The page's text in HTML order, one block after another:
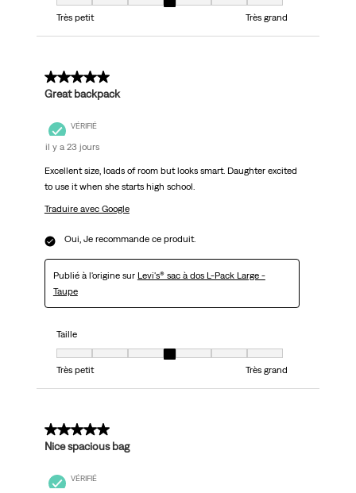
Très petit
Très grand
5 sur 5 étoiles.
Great backpack
VÉRIFIÉ
il y a 23 jours
Excellent size, loads of room but looks smart. Daughter excited
to use it when she starts high school.
Traduire avec Google
Oui, Je recommande ce produit.
Publié à l'origine sur Levi's® sac à dos L-Pack Large -
Taupe
Taille
Très petit
Très grand
5 sur 5 étoiles.
Nice spacious bag
VÉRIFIÉ